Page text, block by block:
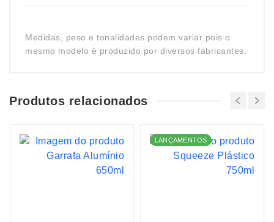
Medidas, peso e tonalidades podem variar pois o
mesmo modelo é produzido por diversos fabricantes.
Produtos relacionados
LANÇAMENTOS